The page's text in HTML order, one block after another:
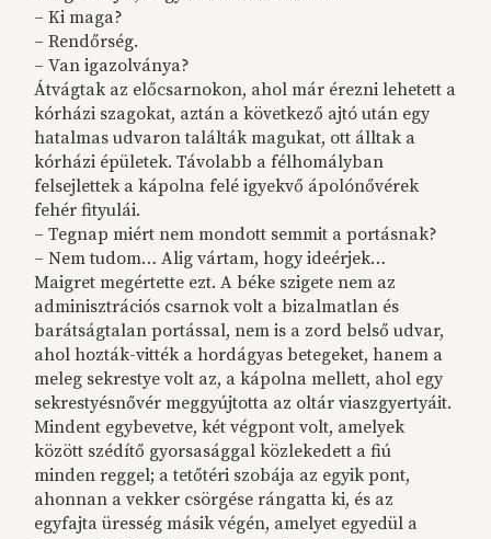
– Ki maga?
– Rendőrség.
– Van igazolványa?
Átvágtak az előcsarnokon, ahol már érezni lehetett a
kórházi szagokat, aztán a következő ajtó után egy
hatalmas udvaron találták magukat, ott álltak a
kórházi épületek. Távolabb a félhomályban
felsejlettek a kápolna felé igyekvő ápolónővérek
fehér fityulái.
– Tegnap miért nem mondott semmit a portásnak?
– Nem tudom… Alig vártam, hogy ideérjek…
Maigret megértette ezt. A béke szigete nem az
adminisztrációs csarnok volt a bizalmatlan és
barátságtalan portással, nem is a zord belső udvar,
ahol hozták-vitték a hordágyas betegeket, hanem a
meleg sekrestye volt az, a kápolna mellett, ahol egy
sekrestyésnővér meggyújtotta az oltár viaszgyertyáit.
Mindent egybevetve, két végpont volt, amelyek
között szédítő gyorsasággal közlekedett a fiú
minden reggel; a tetőtéri szobája az egyik pont,
ahonnan a vekker csörgése rángatta ki, és az
egyfajta üresség másik végén, amelyet egyedül a